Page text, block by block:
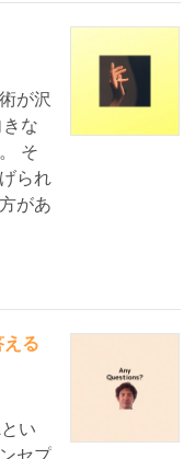
が沢
な
そ
られ
があ
る
い
セプ